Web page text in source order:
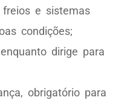
freios e sistemas
condições;
dirige para
obrigatório para